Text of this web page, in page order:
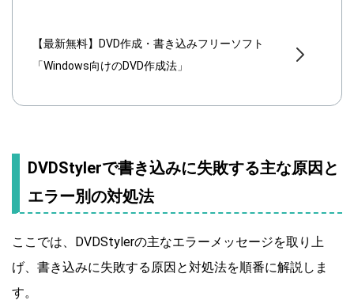
【最新無料】DVD作成・書き込みフリーソフト
「Windows向けのDVD作成法」
DVDStylerで書き込みに失敗する主な原因と
エラー別の対処法
ここでは、DVDStylerの主なエラーメッセージを取り上
げ、書き込みに失敗する原因と対処法を順番に解説しま
す。